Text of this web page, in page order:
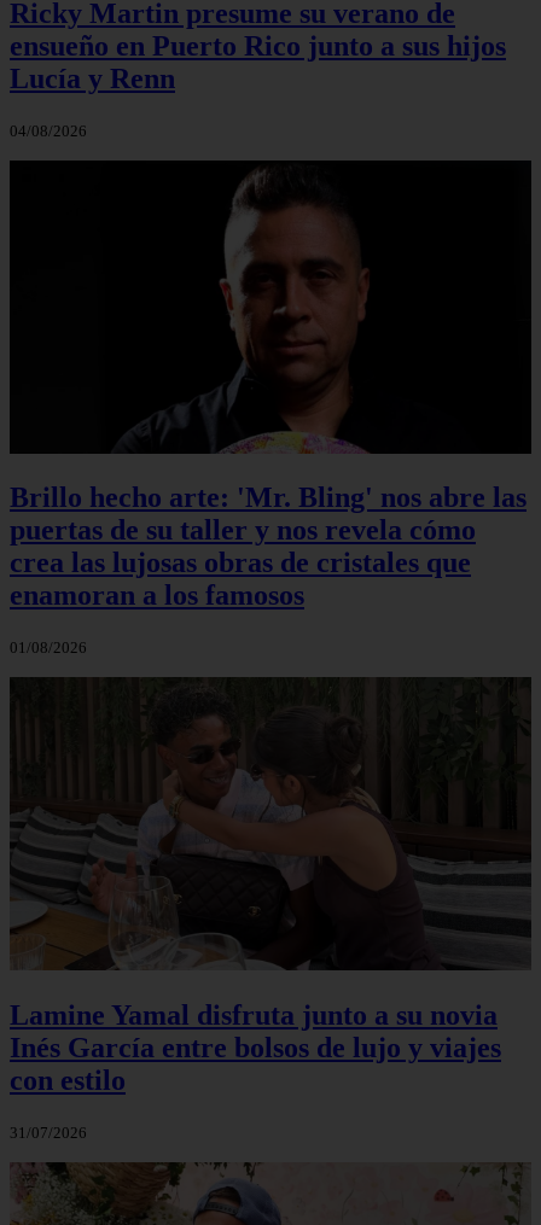
Ricky Martin presume su verano de
ensueño en Puerto Rico junto a sus hijos
Lucía y Renn
04/08/2026
Brillo hecho arte: 'Mr. Bling' nos abre las
puertas de su taller y nos revela cómo
crea las lujosas obras de cristales que
enamoran a los famosos
01/08/2026
Lamine Yamal disfruta junto a su novia
Inés García entre bolsos de lujo y viajes
con estilo
31/07/2026